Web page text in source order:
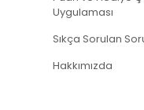
Uygulaması
Sıkça Sorulan
Hakkımızda